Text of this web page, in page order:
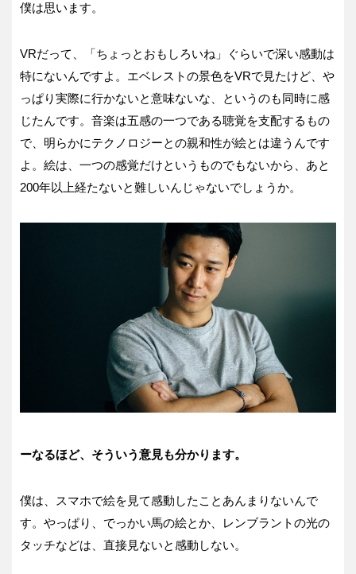
僕は思います。
VRだって、「ちょっとおもしろいね」ぐらいで深い感動は
特にないんですよ。エベレストの景色をVRで見たけど、や
っぱり実際に行かないと意味ないな、というのも同時に感
じたんです。音楽は五感の一つである聴覚を支配するもの
で、明らかにテクノロジーとの親和性が絵とは違うんです
よ。絵は、一つの感覚だけというものでもないから、あと
200年以上経たないと難しいんじゃないでしょうか。
ーなるほど、そういう意見も分かります。
僕は、スマホで絵を見て感動したことあんまりないんで
す。やっぱり、でっかい馬の絵とか、レンブラントの光の
タッチなどは、直接見ないと感動しない。